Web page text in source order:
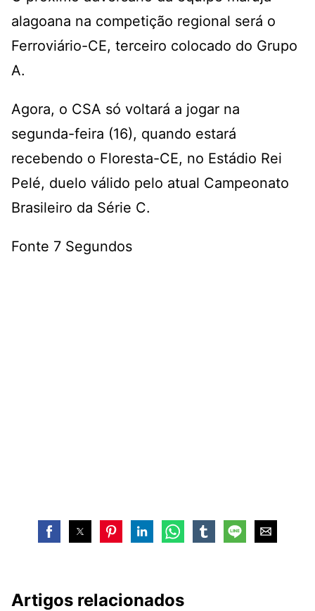
alagoana na competição regional será o
Ferroviário-CE, terceiro colocado do Grupo
A.
Agora, o CSA só voltará a jogar na
segunda-feira (16), quando estará
recebendo o Floresta-CE, no Estádio Rei
Pelé, duelo válido pelo atual Campeonato
Brasileiro da Série C.
Fonte 7 Segundos
Artigos relacionados